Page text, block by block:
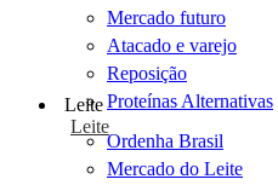
Mercado futuro
Atacado e varejo
Reposição
Proteínas Alternativas
Leite
Leite
Ordenha Brasil
Mercado do Leite